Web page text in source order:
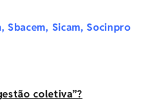
,Sbacem, Sicam,Socinpro
coletiva”?